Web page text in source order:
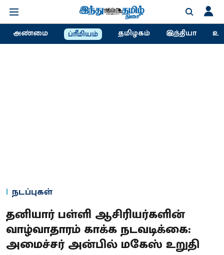
அண்மை ப்ரீமியம் தமிழகம் இந்தியா
நடப்புகள்
தனியார் பள்ளி ஆசிரியர்களின்
வாழ்வாதாரம் காக்க நடவடிக்கை:
அமைச்சர் அன்பில் மகேஸ் உறுதி